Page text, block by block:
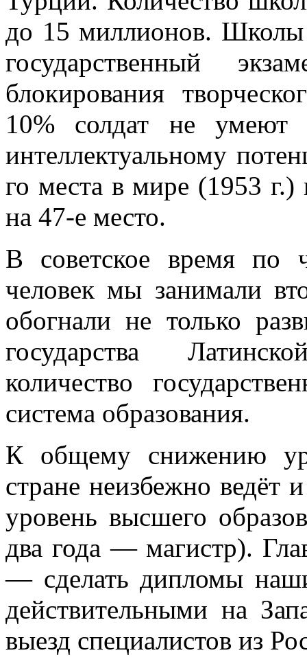
до 15 миллионов.
государственный
блокирования
10% солдат не умеют
интеллектуальному
го места в мире (1953
на 47-е место.
В советское время по
человек мы занимали
обогнали не только
государства
количество
система образования.
К общему снижению
стране неизбежно ведёт
уровень высшего
два года — магистр).
— сделать дипломы
действительными на
выезд специалистов из